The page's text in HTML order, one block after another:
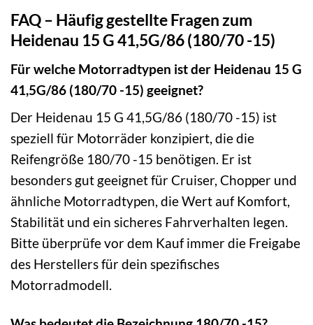
FAQ – Häufig gestellte Fragen zum
Heidenau 15 G 41,5G/86 (180/70 -15)
Für welche Motorradtypen ist der Heidenau 15 G
41,5G/86 (180/70 -15) geeignet?
Der Heidenau 15 G 41,5G/86 (180/70 -15) ist
speziell für Motorräder konzipiert, die die
Reifengröße 180/70 -15 benötigen. Er ist
besonders gut geeignet für Cruiser, Chopper und
ähnliche Motorradtypen, die Wert auf Komfort,
Stabilität und ein sicheres Fahrverhalten legen.
Bitte überprüfe vor dem Kauf immer die Freigabe
des Herstellers für dein spezifisches
Motorradmodell.